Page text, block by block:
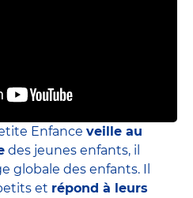
Enfance veille au
des jeunes enfants, il
globale des enfants. Il
et répond à leurs